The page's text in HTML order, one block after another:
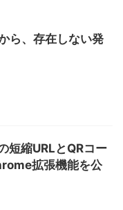
ら、存在しない発
短縮URLとQRコー
拡張機能を公